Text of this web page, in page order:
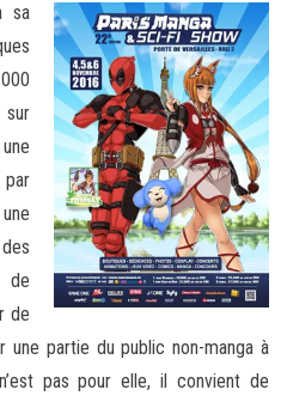
sa
de
de
une partie du public non-manga à
pas pour elle, il convient de